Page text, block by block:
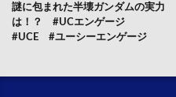
謎に包まれた半壊ガンダムの実力
は！？ #UCエンゲージ
#UCE #ユーシーエンゲージ